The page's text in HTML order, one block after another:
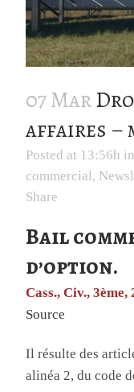
07 Mar
affaires –
Posted at 13:56h in
commercial,
Share
Bail
d’option.
Cass., Civ.,
Source
Il résulte des
alinéa 2, du code